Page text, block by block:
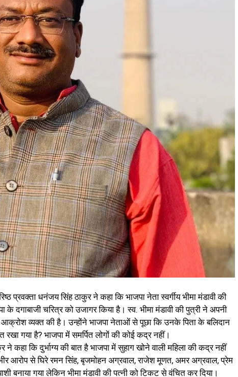
धनंजय सिंह ठाकुर ने कहा कि भाजपा नेता स्वर्गीय भीमा मंडावी की
के दगाबाजी चरित्र को उजागर किया है। स्व. भीमा मंडावी की पुत्री ने अपनी
आक्रोश व्यक्त की है। उन्होंने भाजपा नेताओं से पूछा कि उनके पिता के बलिदान
गया है? भाजपा में समर्पित लोगों की कोई कद्र नहीं।
कहा कि दुर्भाग्य की बात है भाजपा में सुहाग खोने वाली महिला की कद्र नहीं
आरोप से घिरे रमन सिंह, बृजमोहन अग्रवाल, राजेश मूणत, अमर अग्रवाल, प्रेम
बनाया गया लेकिन भीमा मंडावी की पत्नी को टिकट से वंचित कर दिया।